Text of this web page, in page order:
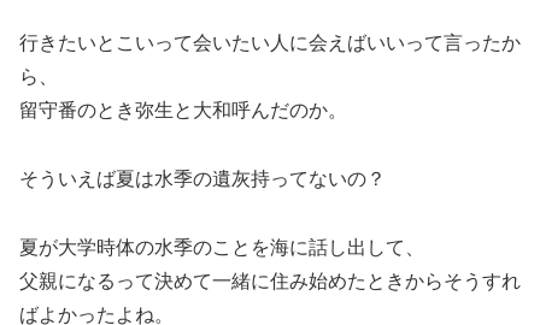
行きたいとこいって会いたい人に会えばいいって言ったか
ら、
留守番のとき弥生と大和呼んだのか。
そういえば夏は水季の遺灰持ってないの？
夏が大学時体の水季のことを海に話し出して、
父親になるって決めて一緒に住み始めたときからそうすれ
ばよかったよね。